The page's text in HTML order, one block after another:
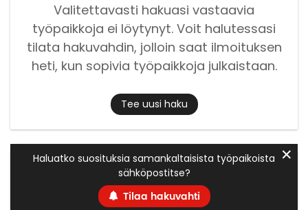
Valitettavasti hakuasi vastaavia
työpaikkoja ei löytynyt. Voit halutessasi
tilata hakuvahdin, jolloin saat ilmoituksen
heti, kun sopivia työpaikkoja julkaistaan.
Tee uusi haku
Haluatko suosituksia samankaltaisista työpaikoista
sähköpostitse?
Tilaa hakuvahti
✕